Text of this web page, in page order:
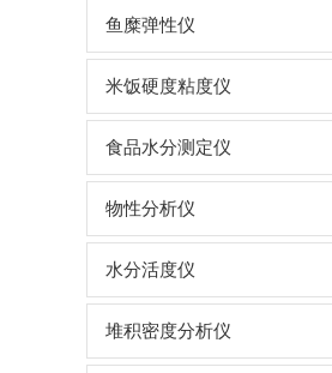
鱼糜弹性仪
米饭硬度粘度仪
食品水分测定仪
物性分析仪
水分活度仪
堆积密度分析仪